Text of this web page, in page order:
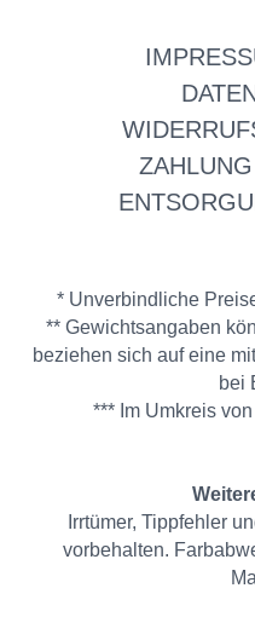
* Unverbindliche
** Gewichtsangaben
beziehen sich auf eine
bei
*** Im Umkreis
Irrtümer, Tippfehler
vorbehalten.